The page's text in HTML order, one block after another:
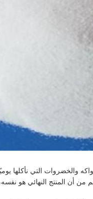
والخضروات التي نأكلها
من أن المنتج النهائي هو